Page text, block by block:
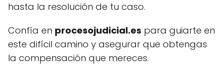
hasta la resolución de tu caso.
Confía en procesojudicial.es para guiarte en
este difícil camino y asegurar que obtengas
la compensación que mereces.